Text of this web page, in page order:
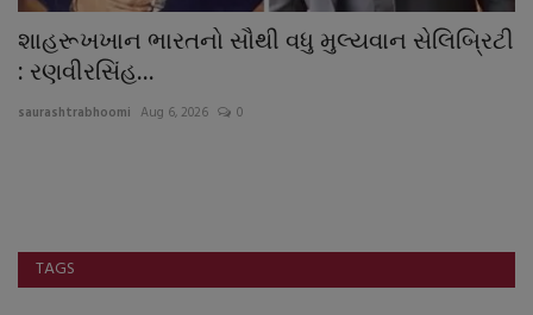
શાહરૂખખાન ભારતનો સૌથી વધુ મુલ્યવાન સેલિબ્રિટી
: રણવીરસિંહ...
saurashtrabhoomi Aug 6, 2026 0
TAGS